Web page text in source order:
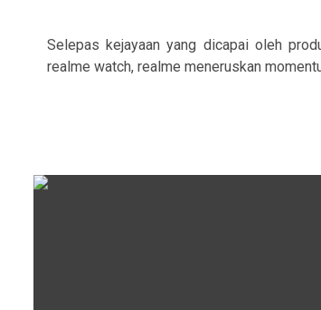
Selepas kejayaan yang dicapai oleh
realme watch, realme meneruskan